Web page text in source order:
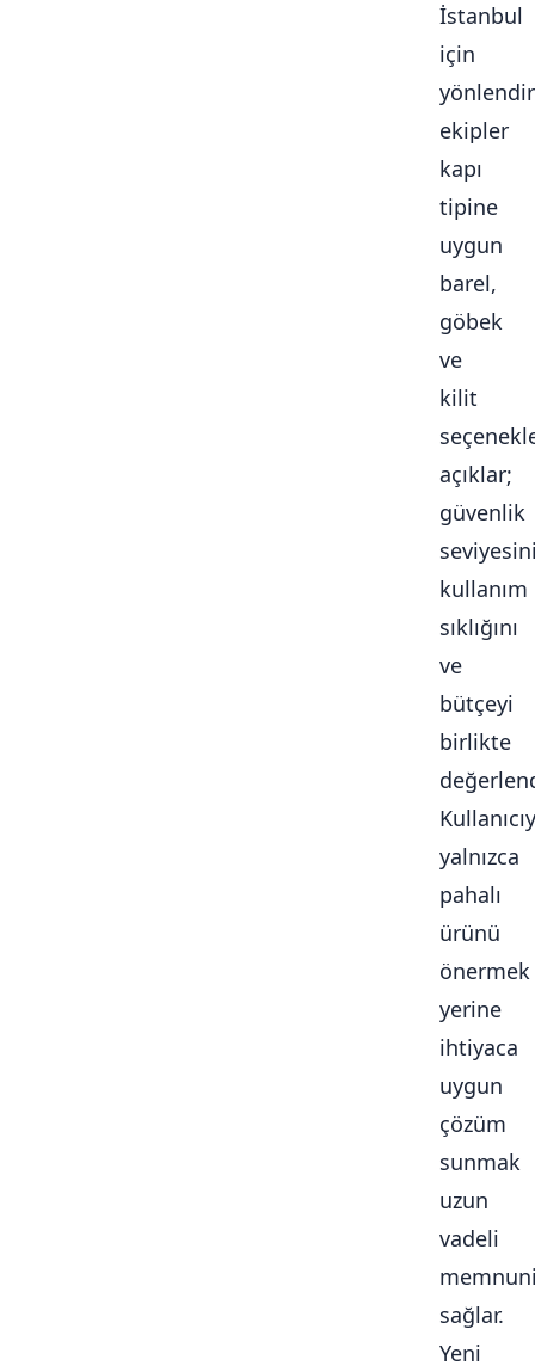
İstanbul
için
ekipler
kapı
tipine
uygun
barel,
göbek
ve
kilit
açıklar;
güvenlik
kullanım
sıklığını
ve
bütçeyi
birlikte
yalnızca
pahalı
ürünü
önermek
yerine
ihtiyaca
uygun
çözüm
sunmak
uzun
vadeli
sağlar.
Yeni